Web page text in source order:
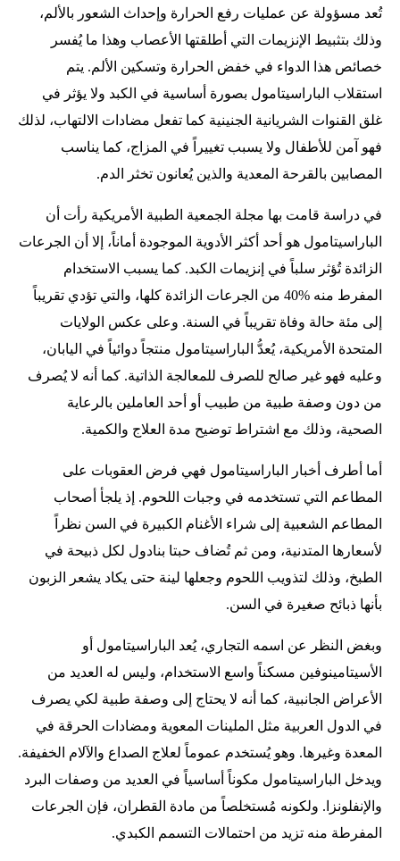
تُعد مسؤولة عن عمليات رفع الحرارة وإحداث الشعور بالألم،
وذلك بتثبيط الإنزيمات التي أطلقتها الأعصاب وهذا ما يُفسر
خصائص هذا الدواء في خفض الحرارة وتسكين الألم. يتم
استقلاب الباراسيتامول بصورة أساسية في الكبد ولا يؤثر في
غلق القنوات الشريانية الجنينية كما تفعل مضادات الالتهاب، لذلك
فهو آمن للأطفال ولا يسبب تغييراً في المزاج، كما يناسب
المصابين بالقرحة المعدية والذين يُعانون تخثر الدم.
في دراسة قامت بها مجلة الجمعية الطبية الأمريكية رأت أن
الباراسيتامول هو أحد أكثر الأدوية الموجودة أماناً، إلا أن الجرعات
الزائدة تُؤثر سلباً في إنزيمات الكبد. كما يسبب الاستخدام
المفرط منه %40 من الجرعات الزائدة كلها، والتي تؤدي تقريباً
إلى مئة حالة وفاة تقريباً في السنة. وعلى عكس الولايات
المتحدة الأمريكية، يُعدُّ الباراسيتامول منتجاً دوائياً في اليابان،
وعليه فهو غير صالح للصرف للمعالجة الذاتية. كما أنه لا يُصرف
من دون وصفة طبية من طبيب أو أحد العاملين بالرعاية
الصحية، وذلك مع اشتراط توضيح مدة العلاج والكمية.
أما أطرف أخبار الباراسيتامول فهي فرض العقوبات على
المطاعم التي تستخدمه في وجبات اللحوم. إذ يلجأ أصحاب
المطاعم الشعبية إلى شراء الأغنام الكبيرة في السن نظراً
لأسعارها المتدنية، ومن ثم تُضاف حبتا بنادول لكل ذبيحة في
الطبخ، وذلك لتذويب اللحوم وجعلها لينة حتى يكاد يشعر الزبون
بأنها ذبائح صغيرة في السن.
وبغض النظر عن اسمه التجاري، يُعد الباراسيتامول أو
الأسيتامينوفين مسكناً واسع الاستخدام، وليس له العديد من
الأعراض الجانبية، كما أنه لا يحتاج إلى وصفة طبية لكي يصرف
في الدول العربية مثل الملينات المعوية ومضادات الحرقة في
المعدة وغيرها. وهو يُستخدم عموماً لعلاج الصداع والآلام الخفيفة.
ويدخل الباراسيتامول مكوناً أساسياً في العديد من وصفات البرد
والإنفلونزا. ولكونه مُستخلصاً من مادة القطران، فإن الجرعات
المفرطة منه تزيد من احتمالات التسمم الكبدي.